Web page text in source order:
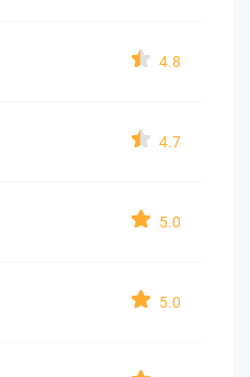
4.8
4.7
5.0
5.0